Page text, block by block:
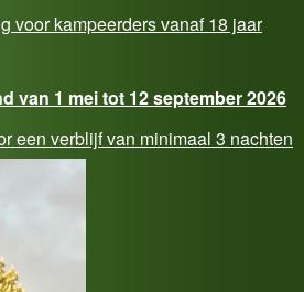
voor kampeerders vanaf 18 jaar
van 1 mei tot 12 september 2026
een verblijf van minimaal 3 nachten